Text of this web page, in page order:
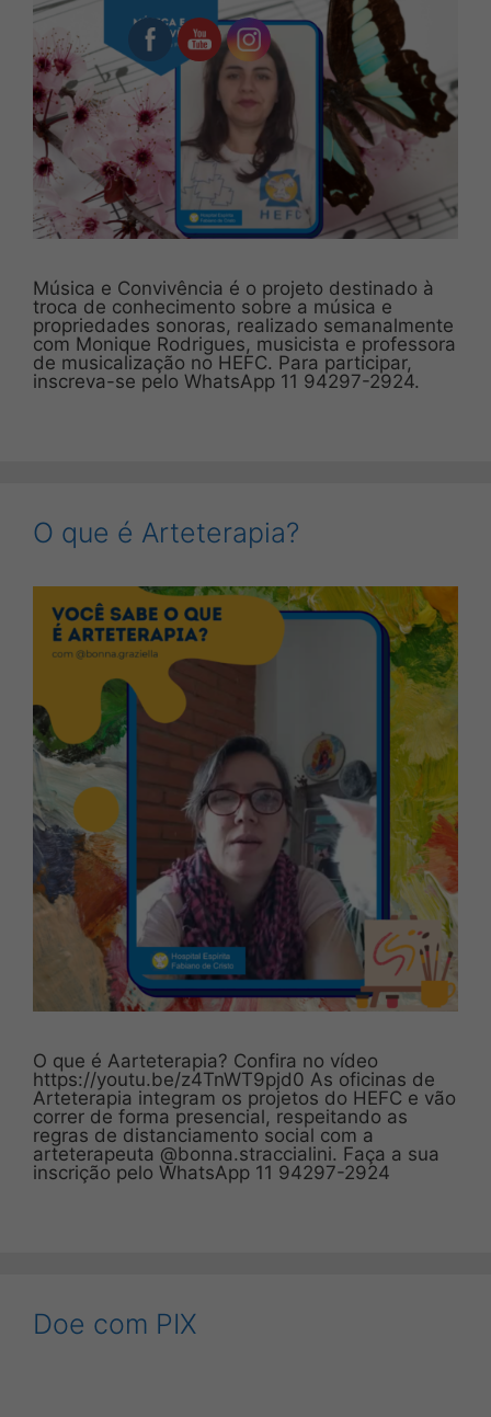
Música e Convivência é o projeto destinado à
troca de conhecimento sobre a música e
propriedades sonoras, realizado semanalmente
com Monique Rodrigues, musicista e professora
de musicalização no HEFC. Para participar,
inscreva-se pelo WhatsApp 11 94297-2924.
O que é Arteterapia?
O que é Aarteterapia? Confira no vídeo
https://youtu.be/z4TnWT9pjd0 As oficinas de
Arteterapia integram os projetos do HEFC e vão
correr de forma presencial, respeitando as
regras de distanciamento social com a
arteterapeuta @bonna.straccialini. Faça a sua
inscrição pelo WhatsApp 11 94297-2924
Doe com PIX